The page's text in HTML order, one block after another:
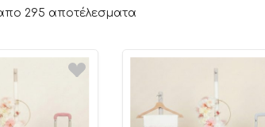
απο 295 αποτέλεσματα